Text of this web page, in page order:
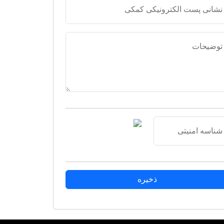
نشانی پست الکترونیکی کمکی
توضیحات
شناسه امنیتی
ذخیره